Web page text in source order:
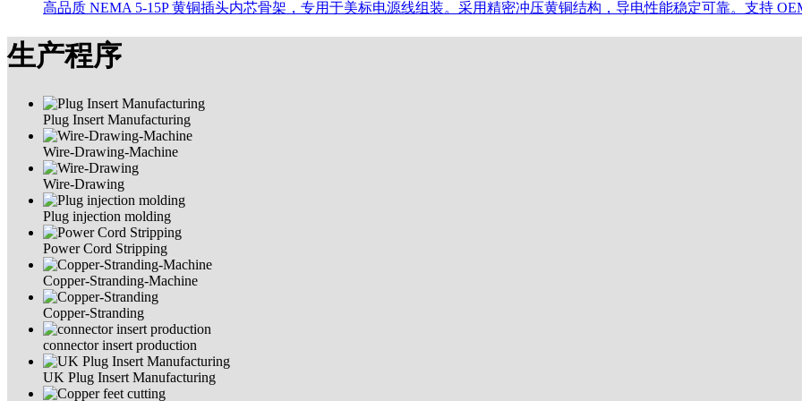
高品质 NEMA 5-15P 黄铜插头内芯骨架，专用于美标电源线组装。采用精密冲压黄铜结构，导电性能稳定可靠。支持
生产程序
Plug Insert Manufacturing
Wire-Drawing-Machine
Wire-Drawing
Plug injection molding
Power Cord Stripping
Copper-Stranding-Machine
Copper-Stranding
connector insert production
UK Plug Insert Manufacturing